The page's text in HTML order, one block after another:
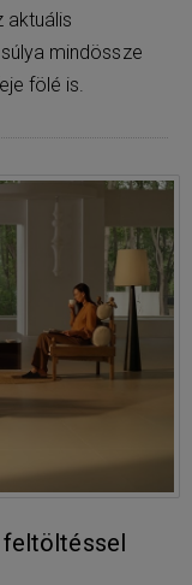
aktuális
mindössze
fölé is.